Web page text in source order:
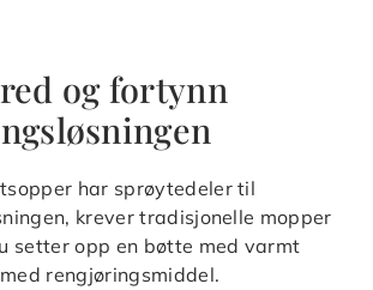
og fortynn
har sprøytedeler til
krever tradisjonelle mopper
setter opp en bøtte med varmt
rengjøringsmiddel.